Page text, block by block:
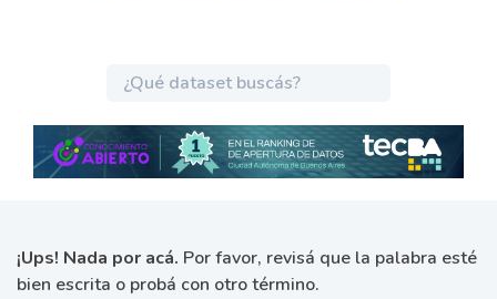
¡Ups! Nada por acá. Por favor, revisá que la palabra esté
bien escrita o probá con otro término.